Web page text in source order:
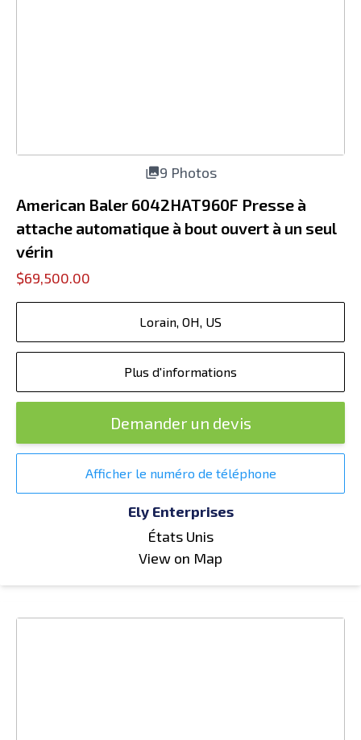
9 Photos
American Baler 6042HAT960F Presse à
attache automatique à bout ouvert à un seul
vérin
$69,500.00
Lorain, OH, US
Plus d'informations
Demander un devis
Afficher le numéro de téléphone
Ely Enterprises
États Unis
View on Map